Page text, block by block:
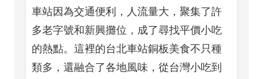
車站因為交通便利，人流量大，聚集了許
多老字號和新興攤位，成了尋找平價小吃
的熱點。這裡的台北車站銅板美食不只種
類多，還融合了各地風味，從台灣小吃到